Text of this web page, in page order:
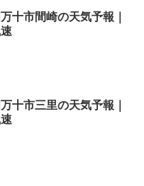
十市間崎の天気予報｜
十市三里の天気予報｜